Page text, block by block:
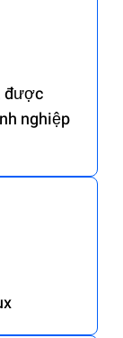
được
nghiệp